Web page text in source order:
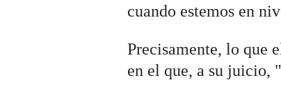
cuando estemos en
Precisamente, lo que
en el que, a su juicio,